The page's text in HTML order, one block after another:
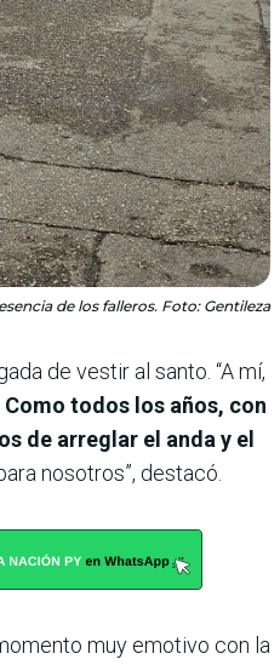
de los falleros. Foto: Gentileza
de vestir al santo. “A mí,
Como todos los años, con
de arreglar el anda y el
nosotros”, destacó.
muy emotivo con la